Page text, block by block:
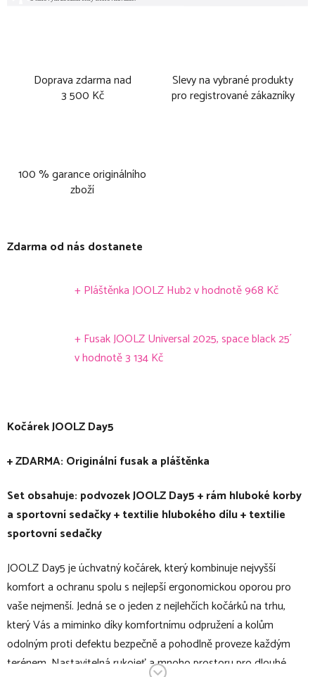
Doprava zdarma nad
3 500 Kč
Slevy na vybrané produkty
pro registrované zákazníky
100 % garance originálního
zboží
Zdarma od nás dostanete
+ Pláštěnka JOOLZ Hub2v hodnotě 968 Kč
+ Fusak JOOLZ Universal 2025, space black 25´
v hodnotě 3 134 Kč
Kočárek JOOLZ Day5
+ ZDARMA: Originální fusak a pláštěnka
Set obsahuje: podvozek JOOLZ Day5 + rám hluboké korby
a sportovní sedačky + textilie hlubokého dílu + textilie
sportovní sedačky
JOOLZ Day5 je úchvatný kočárek, který kombinuje nejvyšší
komfort a ochranu spolu s nejlepší ergonomickou oporou pro
vaše nejmenší. Jedná se o jeden z nejlehčích kočárků na trhu,
který Vás a miminko díky komfortnímu odpružení a kolům
odolným proti defektu bezpečně a pohodlně proveze každým
terénem. Nastavitelná rukojeť a mnoho prostoru pro dlouhé